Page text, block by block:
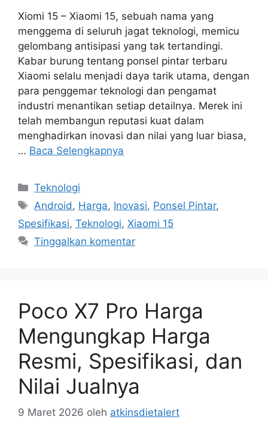
Xiomi 15 – Xiaomi 15, sebuah nama yang
menggema di seluruh jagat teknologi, memicu
gelombang antisipasi yang tak tertandingi.
Kabar burung tentang ponsel pintar terbaru
Xiaomi selalu menjadi daya tarik utama, dengan
para penggemar teknologi dan pengamat
industri menantikan setiap detailnya. Merek ini
telah membangun reputasi kuat dalam
menghadirkan inovasi dan nilai yang luar biasa,
… Baca Selengkapnya
Kategori
Teknologi
Tag
Android , Harga, Inovasi, Ponsel Pintar,
Spesifikasi, Teknologi, Xiaomi 15
Tinggalkan komentar
Poco X7 Pro Harga
Mengungkap Harga
Resmi, Spesifikasi, dan
Nilai Jualnya
9 Maret 2026 oleh atkinsdietalert